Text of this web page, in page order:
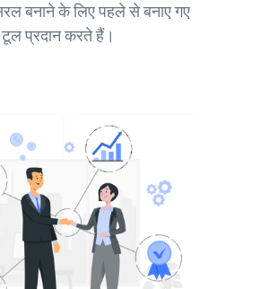
बनाने के लिए पहले से बनाए गए
प्रदान करते हैं।